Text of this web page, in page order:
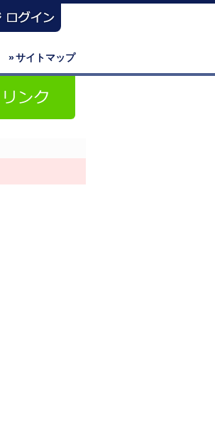
»サイトマップ